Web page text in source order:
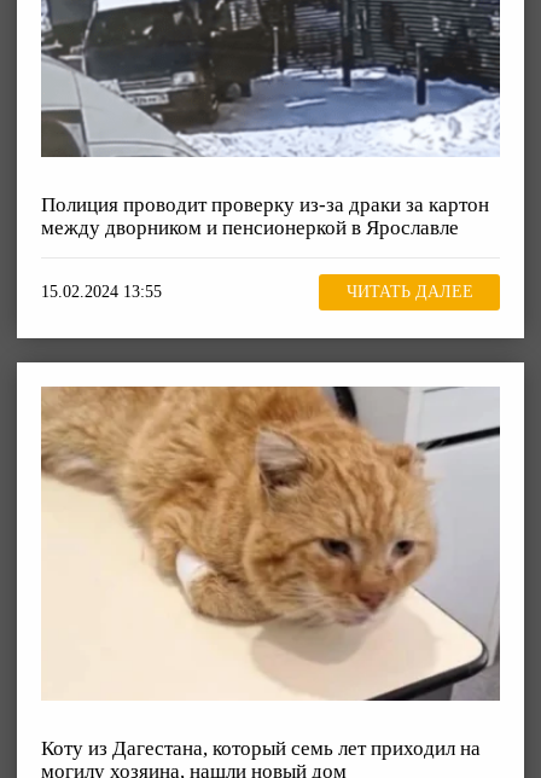
Полиция проводит проверку из-за драки за картон
между дворником и пенсионеркой в Ярославле
15.02.2024 13:55 ЧИТАТЬ ДАЛЕЕ
Коту из Дагестана, который семь лет приходил на
могилу хозяина, нашли новый дом